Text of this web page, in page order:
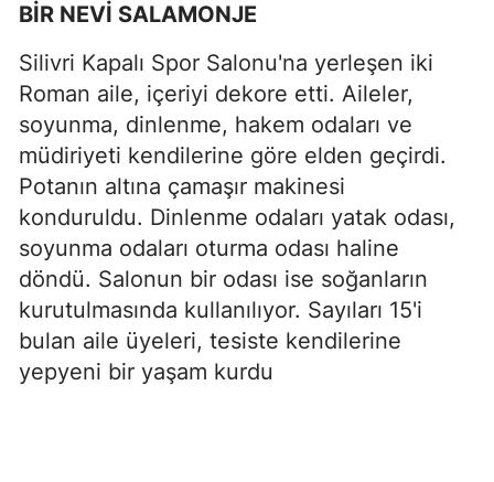
BİR NEVİ SALAMONJE
Silivri Kapalı Spor Salonu'na yerleşen iki
Roman aile, içeriyi dekore etti. Aileler,
soyunma, dinlenme, hakem odaları ve
müdiriyeti kendilerine göre elden geçirdi.
Potanın altına çamaşır makinesi
konduruldu. Dinlenme odaları yatak odası,
soyunma odaları oturma odası haline
döndü. Salonun bir odası ise soğanların
kurutulmasında kullanılıyor. Sayıları 15'i
bulan aile üyeleri, tesiste kendilerine
yepyeni bir yaşam kurdu